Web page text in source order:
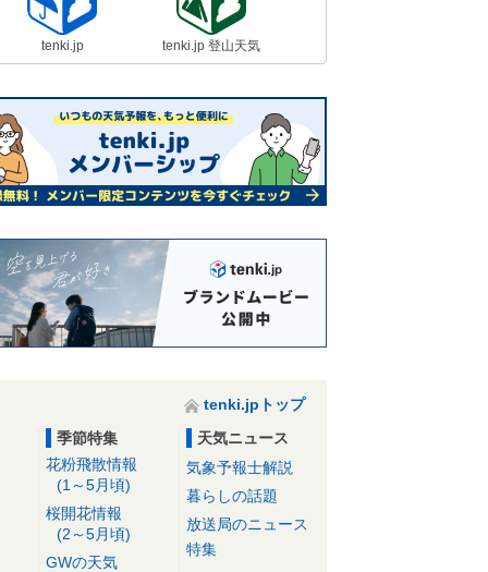
tenki.jp tenki.jp 登山天気
tenki.jpトップ
季節特集
花粉飛散情報
(1～5月頃)
桜開花情報
(2～5月頃)
GWの天気
天気ニュース
気象予報士解説
暮らしの話題
放送局のニュース
特集